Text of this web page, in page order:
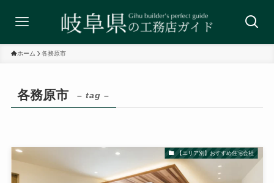
ホーム 各務原市
各務原市 – tag –
【エリア別】おすすめ住宅会社